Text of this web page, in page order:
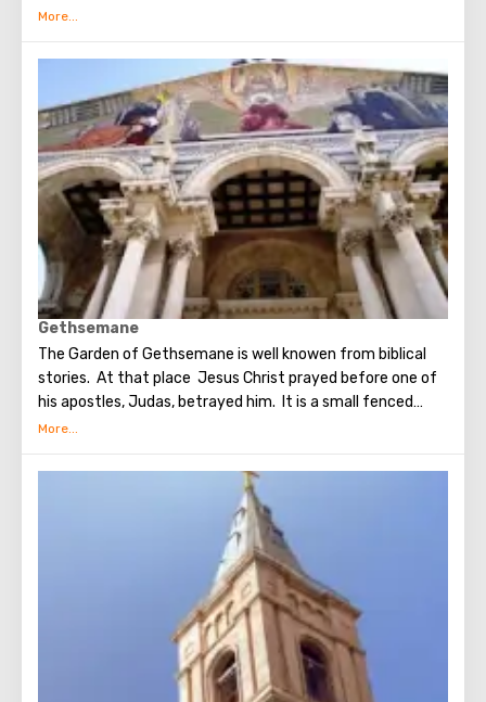
circumstances stopping the sad procession, now called
of the first ten stations. The remaining four can be seen in
the Church of the Holy Sepulcher. Having walked along the
Way of the Cross, you can see and feel what Jesus had to
endure.(In the excursion you will visit the last 5 points)
Gethsemane
The Garden of Gethsemane is well knowen from biblical
stories. At that place Jesus Christ prayed before one of
his apostles, Judas, betrayed him. It is a small fenced
garden with olive trees, which, suggested to be dumb as a
Supper. On the territory of the garden was built the
Church of All Nations at the beginning of the 20th
century. When it began to be erected, the ruins of the
Byzantine church and the chapel of the crusaders were
found in that place. The church got its name for the
reason that 12 Catholic communities from around the
world donated money for its construction. His main shrine
is the stone on which Jesus prayed that terrible night.
There are no statues in the church, no daylight. But there
are mosaics that depict the prayer of Christ, the kiss of